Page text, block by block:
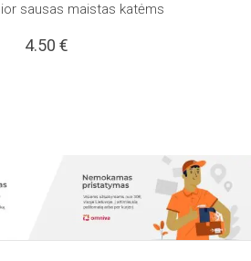
sausas maistas katėms
4.50 €